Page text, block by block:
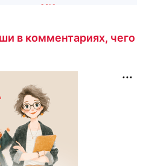
«Первая любовь»
в комментариях, чего